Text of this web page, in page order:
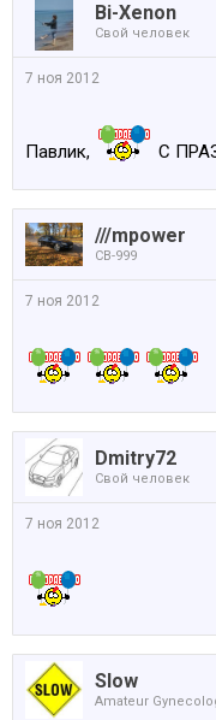
Bi-Xenon
Свой человек
7 ноя 2012
Павлик, С
///mpower
CB-999
7 ноя 2012
Dmitry72
Свой человек
7 ноя 2012
Slow
Amateur